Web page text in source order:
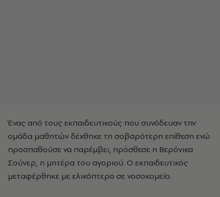
Ένας από τους εκπαιδευτικούς που συνόδευαν την
ομάδα μαθητών δέχθηκε τη σοβαρότερη επίθεση ενώ
προσπαθούσε να παρέμβει, πρόσθεσε η Βερόνικα
Σούνερ, η μητέρα του αγοριού. Ο εκπαιδευτικός
μεταφέρθηκε με ελικόπτερο σε νοσοκομείο.